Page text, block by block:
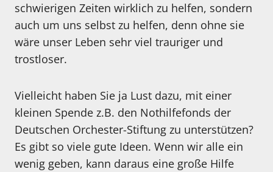
schwierigen Zeiten wirklich zu helfen, sondern
auch um uns selbst zu helfen, denn ohne sie
wäre unser Leben sehr viel trauriger und
trostloser.
Vielleicht haben Sie ja Lust dazu, mit einer
kleinen Spende z.B. den Nothilfefonds der
Deutschen Orchester-Stiftung zu unterstützen?
Es gibt so viele gute Ideen. Wenn wir alle ein
wenig geben, kann daraus eine große Hilfe